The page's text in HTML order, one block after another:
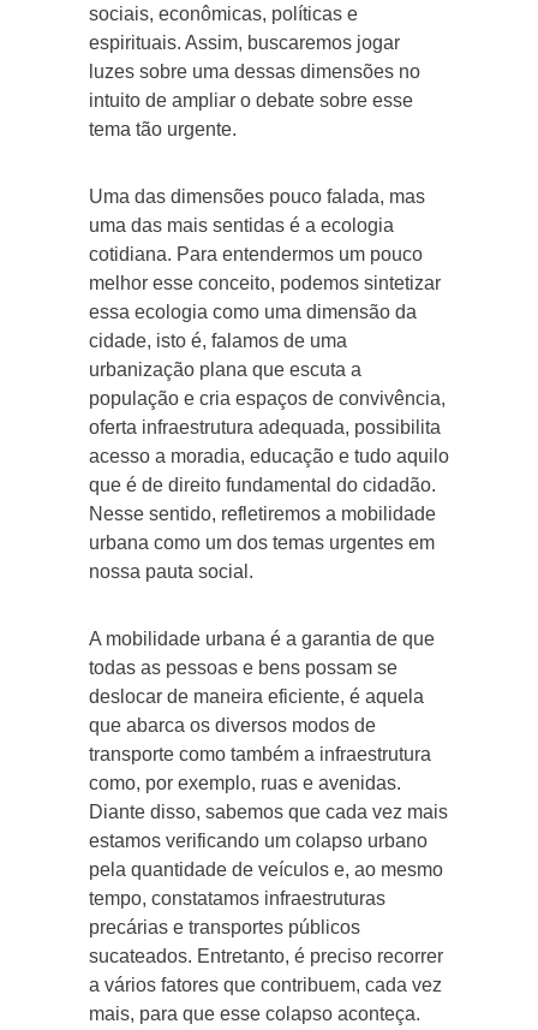
sociais, econômicas, políticas e
espirituais. Assim, buscaremos jogar
luzes sobre uma dessas dimensões no
intuito de ampliar o debate sobre esse
tema tão urgente.
Uma das dimensões pouco falada, mas
uma das mais sentidas é a ecologia
cotidiana. Para entendermos um pouco
melhor esse conceito, podemos sintetizar
essa ecologia como uma dimensão da
cidade, isto é, falamos de uma
urbanização plana que escuta a
população e cria espaços de convivência,
oferta infraestrutura adequada, possibilita
acesso a moradia, educação e tudo aquilo
que é de direito fundamental do cidadão.
Nesse sentido, refletiremos a mobilidade
urbana como um dos temas urgentes em
nossa pauta social.
A mobilidade urbana é a garantia de que
todas as pessoas e bens possam se
deslocar de maneira eficiente, é aquela
que abarca os diversos modos de
transporte como também a infraestrutura
como, por exemplo, ruas e avenidas.
Diante disso, sabemos que cada vez mais
estamos verificando um colapso urbano
pela quantidade de veículos e, ao mesmo
tempo, constatamos infraestruturas
precárias e transportes públicos
sucateados. Entretanto, é preciso recorrer
a vários fatores que contribuem, cada vez
mais, para que esse colapso aconteça.